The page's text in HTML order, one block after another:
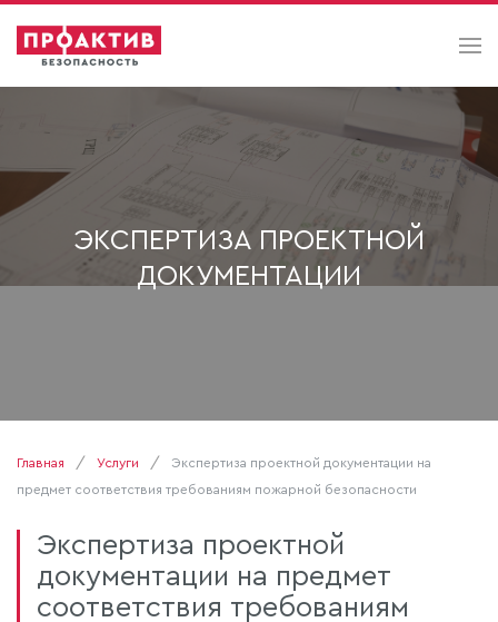
ЭКСПЕРТИЗА ПРОЕКТНОЙ
ДОКУМЕНТАЦИИ
Главная Услуги
Экспертиза проектной документации на
предмет соответствия требованиям пожарной безопасности
Экспертиза проектной
документации на предмет
соответствия требованиям